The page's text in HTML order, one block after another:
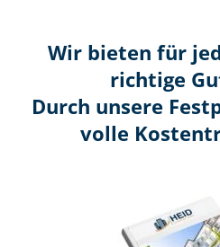
Wir bieten für
richtige
Durch unsere
volle